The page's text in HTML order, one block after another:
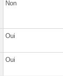
Non
Oui
Oui